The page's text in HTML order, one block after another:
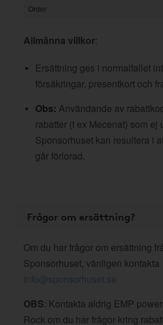
Order
Allmänna villkor:
Ersättning ges i normalfallet
försäkringar, presentkort och
Obs: Användande av
rabatter (t ex Mecenat) som ej
Sponsorhuset kan resultera i
går förlorad.
Frågor om ersättning?
Om du har frågor om ersättning
Sponsorhuset, vänligen kontakta
info@sponsorhuset.se
OBS: Kontakta aldrig EMP
Rock om du har frågor kring